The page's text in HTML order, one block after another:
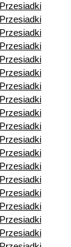
Przesiadki
Przesiadki
Przesiadki
Przesiadki
Przesiadki
Przesiadki
Przesiadki
Przesiadki
Przesiadki
Przesiadki
Przesiadki
Przesiadki
Przesiadki
Przesiadki
Przesiadki
Przesiadki
Przesiadki
Przesiadki